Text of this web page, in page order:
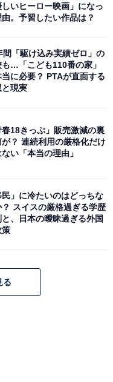
争心。1番身近にい
なきゃ……」小学生
しいヒーロー映画」になっ
。予習したい作品は？
間「駆け込み実績ゼロ」の
も…「こども110番の家」
当に必要？ PTAが直面する
と現実
春18きっぷ」販売激減の裏
が？ 連続利用の厳格化だけ
い「本当の理由」
民」に冷たいのはどっちな
？ スイスの厳格過ぎる学歴
と、日本の曖昧過ぎる外国
策
る